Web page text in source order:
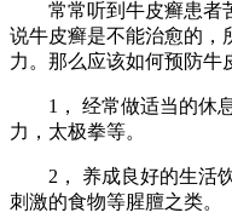
常常听到牛皮癣患者苦
说牛皮癣是不能治愈的，
力。那么应该如何预防牛
1， 经常做适当的休息
力，太极拳等。
2， 养成良好的生活饮
刺激的食物等腥膻之类。